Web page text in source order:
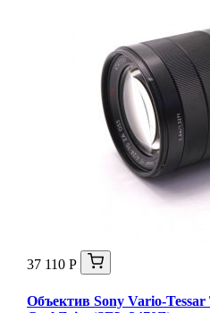
37 110 Р
Объектив Sony Vario-